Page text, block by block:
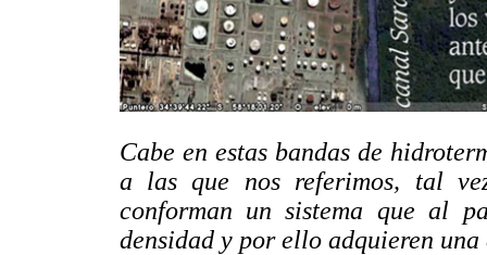
Cabe en estas bandas de
a las que nos referimos, tal
conforman un sistema que al
densidad y por ello adquieren